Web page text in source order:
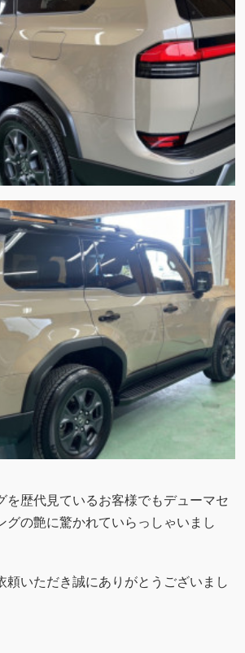
を歴代見ているお客様でもデューマセ
グの艶に驚かれていらっしゃいまし
頼いただき誠にありがとうございまし